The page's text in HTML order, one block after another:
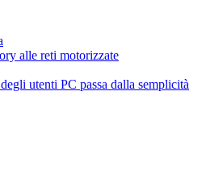
alle reti motorizzate
utenti PC passa dalla semplicità